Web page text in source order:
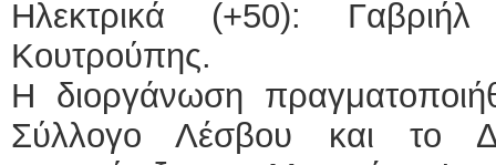
Ηλεκτρικά (+50):
Κουτρούπης.
Η διοργάνωση
Σύλλογο Λέσβου και το